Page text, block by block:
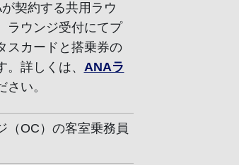
契約する共用ラウ
ラウンジ受付にてプ
スカードと搭乗券の
詳しくは、 ANAラ
さい。
（OC）の客室乗務員